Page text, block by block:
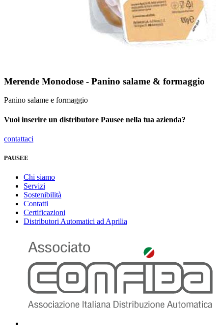
Merende Monodose - Panino salame & formaggio
Panino salame e formaggio
Vuoi inserire un distributore Pausee nella tua azienda?
contattaci
PAUSEE
Chi siamo
Servizi
Sostenibilità
Contatti
Certificazioni
Distributori Automatici ad Aprilia